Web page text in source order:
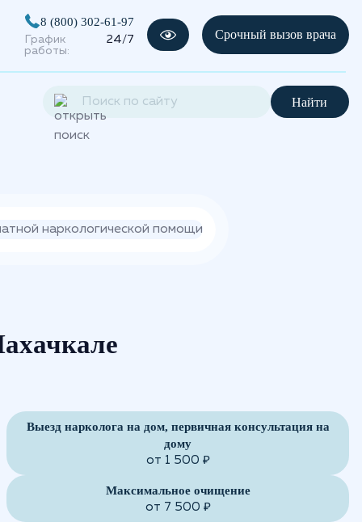
8 (800) 302-61-97
График
работы:
24/7 Срочный вызов врача
Найти
Выезд нарколога на дом, первичная консультация на
дому
от 1 500 ₽
Максимальное очищение
от 7 500 ₽